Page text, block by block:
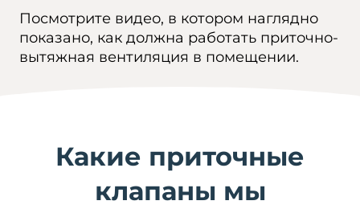
Посмотрите видео, в котором наглядно
показано, как должна работать приточно-
вытяжная вентиляция в помещении.
Какие приточные
клапаны мы